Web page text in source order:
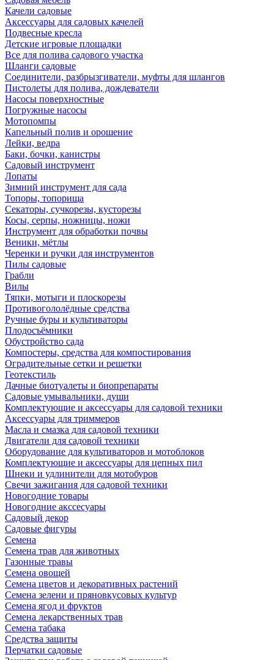
Качели садовые
Аксессуары для садовых качелей
Подвесные кресла
Детские игровые площадки
Все для полива садового участка
Шланги садовые
Соединители, разбрызгиватели, муфты для шлангов
Пистолеты для полива, дождеватели
Насосы поверхностные
Погружные насосы
Мотопомпы
Капельный полив и орошение
Лейки, ведра
Баки, бочки, канистры
Садовый инструмент
Лопаты
Зимний инструмент для сада
Топоры, топорища
Секаторы, сучкорезы, кусторезы
Косы, серпы, ножницы, ножи
Инструмент для обработки почвы
Веники, мётлы
Черенки и ручки для инструментов
Пилы садовые
Грабли
Вилы
Тяпки, мотыги и плоскорезы
Противогололёдные средства
Ручные буры и культиваторы
Плодосъёмники
Обустройство сада
Компостеры, средства для компостирования
Оградительные сетки и решетки
Геотекстиль
Дачные биотуалеты и биопрепараты
Садовые умывальники, души
Комплектующие и аксессуары для садовой техники
Аксессуары для триммеров
Масла и смазка для садовой техники
Двигатели для садовой техники
Оборудование для культиваторов и мотоблоков
Комплектующие и аксессуары для цепных пил
Шнеки и удлинители для мотобуров
Свечи зажигания для садовой техники
Новогодние товары
Новогодние акссесуары
Садовый декор
Садовые фигуры
Семена
Семена трав для животных
Газонные травы
Семена овощей
Семена цветов и декоративных растений
Семена зелени и пряновкусовых культур
Семена ягод и фруктов
Семена лекарственных трав
Семена табака
Средства защиты
Перчатки садовые